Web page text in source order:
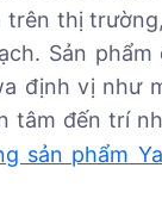
thị
Sản
định vị như
tâm đến trí
sản phẩm